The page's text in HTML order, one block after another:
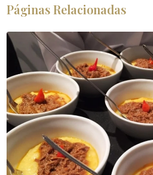
Páginas Relacionadas